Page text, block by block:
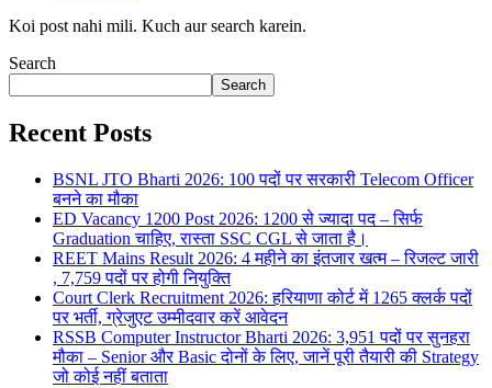
Koi post nahi mili. Kuch aur search karein.
Search
Search
Recent Posts
BSNL JTO Bharti 2026: 100 पदों पर सरकारी Telecom Officer
बनने का मौका
ED Vacancy 1200 Post 2026: 1200 से ज्यादा पद – सिर्फ
Graduation चाहिए, रास्ता SSC CGL से जाता है।
REET Mains Result 2026: 4 महीने का इंतजार खत्म – रिजल्ट जारी
, 7,759 पदों पर होगी नियुक्ति
Court Clerk Recruitment 2026: हरियाणा कोर्ट में 1265 क्लर्क पदों
पर भर्ती, ग्रेजुएट उम्मीदवार करें आवेदन
RSSB Computer Instructor Bharti 2026: 3,951 पदों पर सुनहरा
मौका – Senior और Basic दोनों के लिए, जानें पूरी तैयारी की Strategy
जो कोई नहीं बताता